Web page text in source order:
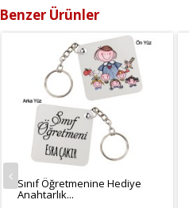
Benzer Ürünler
Sınıf Öğretmenine Hediye
Anahtarlık...